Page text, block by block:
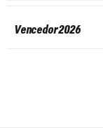
Vencedor 2026